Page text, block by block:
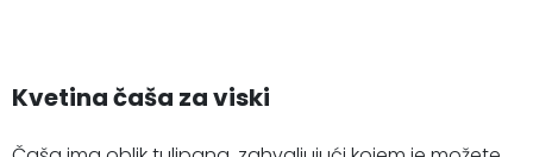
Kvetina čaša za viski